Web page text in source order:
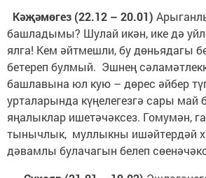
Кәҗәмөгез (22.12 – 20.01)
башладымы? Шулай икән, ике дә
ялга! Кем әйтмешли, бу дөньядагы
бетереп булмый. Эшнең
башлавына юл кую – дөрес әйбер
урталарында күңелегезгә сары май
яңалыклар ишетәчәксез. Гомумән,
тынычлык, муллыкны ишәйтердәй
дәвамлы булачагын белеп